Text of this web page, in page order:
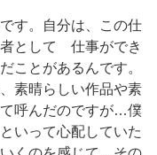
す。自分は、この仕
として 仕事ができ
ことがあるんです。
素晴らしい作品や素
呼んだのですが…僕
いって心配していた